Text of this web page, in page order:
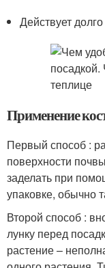
Действует
Применение
Первый способ :
поверхности
заделать при
упаковке, обычно
Второй способ :
лунку перед
растение –